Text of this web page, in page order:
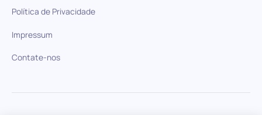
Política de Privacidade
Impressum
Contate-nos